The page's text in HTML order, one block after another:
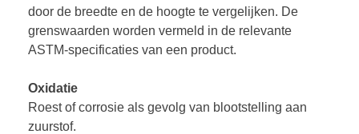
door de breedte en de hoogte te vergelijken. De
grenswaarden worden vermeld in de relevante
ASTM-specificaties van een product.
Oxidatie
Roest of corrosie als gevolg van blootstelling aan
zuurstof.